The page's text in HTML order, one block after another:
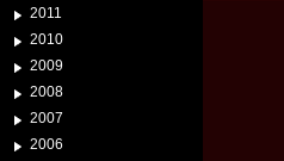
2011
2010
2009
2008
2007
2006